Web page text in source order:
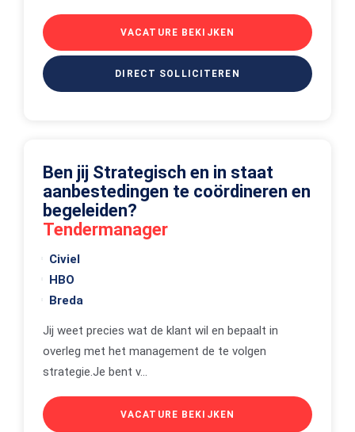
VACATURE BEKIJKEN
DIRECT SOLLICITEREN
Ben jij Strategisch en in staat
aanbestedingen te coördineren en
begeleiden?
Tendermanager
Civiel
HBO
Breda
Jij weet precies wat de klant wil en bepaalt in
overleg met het management de te volgen
strategie.Je bent v...
VACATURE BEKIJKEN